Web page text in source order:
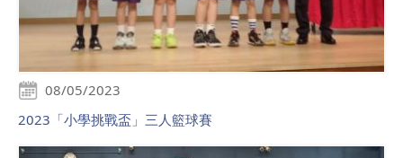
08/05/2023
2023「小學挑戰盃」三人籃球賽